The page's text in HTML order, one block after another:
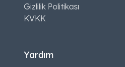
Gizlilik Politikası
KVKK
Yardım